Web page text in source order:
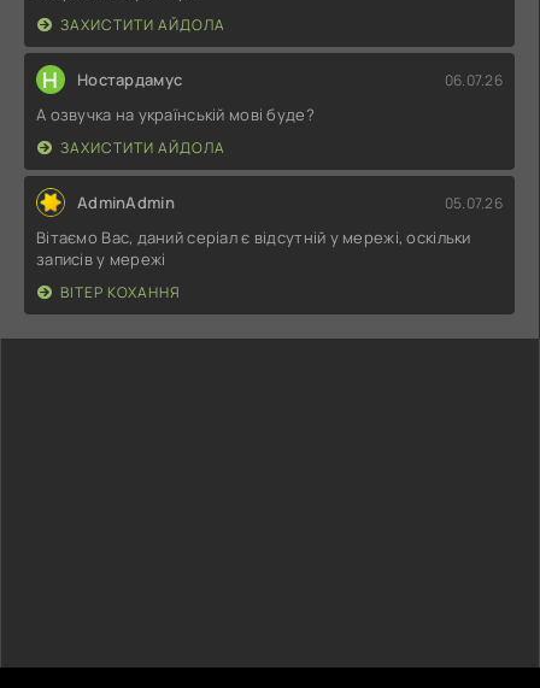
ЗАХИСТИТИ АЙДОЛА
Н Ностардамус 06.07.26
А озвучка на українській мові буде?
ЗАХИСТИТИ АЙДОЛА
AdminAdmin 05.07.26
Вітаємо Вас, даний серіал є відсутній у мережі, оскільки
записів у мережі
ВІТЕР КОХАННЯ